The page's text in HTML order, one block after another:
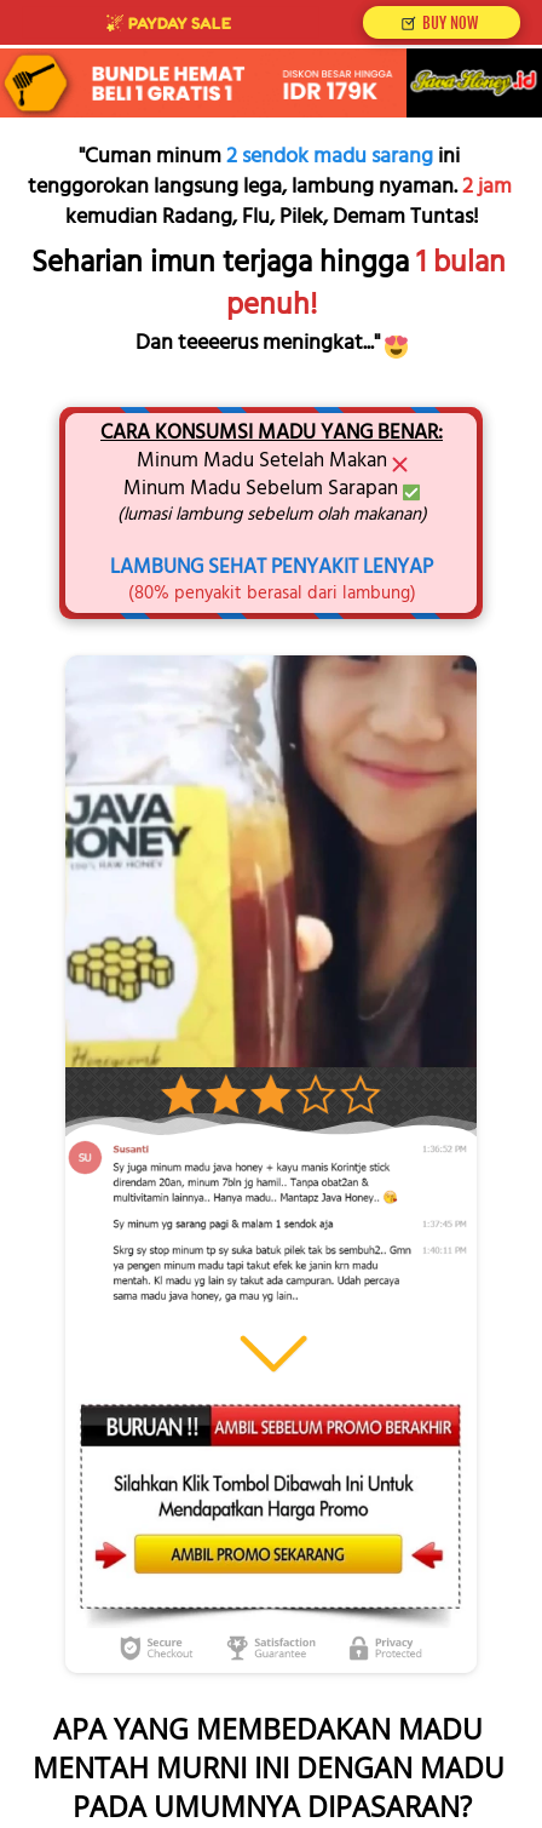
"Cuman minum 2 sendok madu sarang ini
tenggorokan langsung lega, lambung nyaman. 2 jam
kemudian Radang, Flu, Pilek, Demam Tuntas!
Seharian imun terjaga hingga 1 bulan
penuh!
Dan teeeerus meningkat..."
CARA KONSUMSI MADU YANG BENAR:
Minum Madu Setelah Makan
Minum Madu Sebelum Sarapan
(lumasi lambung sebelum olah makanan)
LAMBUNG SEHAT PENYAKIT LENYAP
(80% penyakit berasal dari lambung)
APA YANG MEMBEDAKAN MADU
MENTAH MURNI INI DENGAN MADU
PADA UMUMNYA DIPASARAN?
` PAYDAY SALE ` BUY NOW